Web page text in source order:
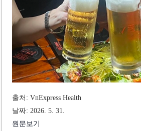
출처: VnExpress Health
날짜: 2026. 5. 31.
원문보기